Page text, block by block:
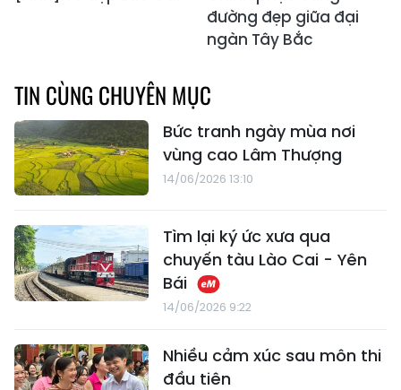
đường đẹp giữa đại
ngàn Tây Bắc
TIN CÙNG CHUYÊN MỤC
Bức tranh ngày mùa nơi
vùng cao Lâm Thượng
14/06/2026 13:10
Tìm lại ký ức xưa qua
chuyến tàu Lào Cai - Yên
Bái
14/06/2026 9:22
Nhiều cảm xúc sau môn thi
đầu tiên